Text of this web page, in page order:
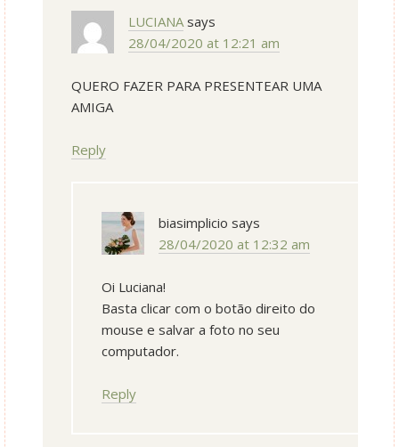
LUCIANA says
28/04/2020 at 12:21 am
QUERO FAZER PARA PRESENTEAR UMA
AMIGA
Reply
biasimplicio says
28/04/2020 at 12:32 am
Oi Luciana!
Basta clicar com o botão direito do
mouse e salvar a foto no seu
computador.
Reply